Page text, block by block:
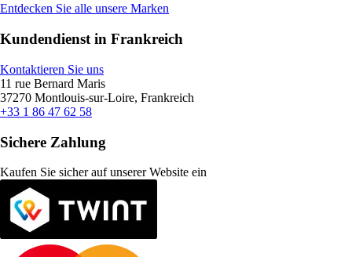
Entdecken Sie alle unsere Marken
Kundendienst in Frankreich
Kontaktieren Sie uns
11 rue Bernard Maris
37270 Montlouis-sur-Loire, Frankreich
+33 1 86 47 62 58
Sichere Zahlung
Kaufen Sie sicher auf unserer Website ein